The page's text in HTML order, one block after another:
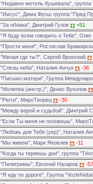
"Недавно метель бушевала",
"Иисус", Дима Фрэш группа "Пред
"За облака", Дмитрий Гузов
+51
"Я буду всем говорить о Тебе",
"Прости меня", Ростислав
"Милая где ты?", Сергей Вронский
"Слезы неба", Наталия Анчук
-36
"Письмо матери", Группа
"Молитва (инстр.)", Денис Вуколов
"Регги", МироТворец
-30
"Между верой и судьбой", Дмитрий
"Если Ты меня не позовешь",
"Любовь для Тебя (укр)", Наталия
"Мы живем", Марк Яковлев
-11
"Когда ты теряешь дни", группа
"Пилигримы", Евгений Назаров
-57
"Я иду по дороге", Группа